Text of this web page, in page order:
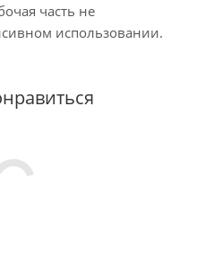
часть не
использовании.